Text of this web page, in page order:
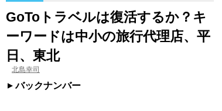
GoToトラベルは復活するか？キ
ーワードは中小の旅行代理店、平
日、東北
北島幸司
バックナンバー